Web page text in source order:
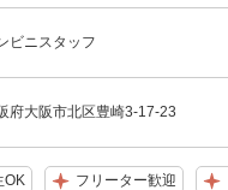
ビニスタッフ
府大阪市北区豊崎3-17-23
OK フリーター歓迎